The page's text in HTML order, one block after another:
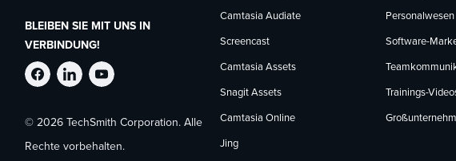
BLEIBEN SIE MIT UNS IN
VERBINDUNG!
TechSmith
auf
TechSmith
auf
TechSmith
auf
© 2026 TechSmith Corporation. Alle
Rechte vorbehalten.
Camtasia Audiate
Screencast
Camtasia Assets
Snagit Assets
Camtasia Online
Jing
Personalwesen
Software-
Trainings-